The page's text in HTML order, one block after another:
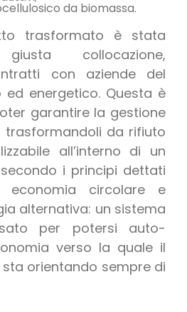
da biomassa.
trasformato è stata
collocazione,
con aziende del
energetico. Questa è
garantire la gestione
trasformandoli da rifiuto
all’interno di un
i principi dettati
circolare e
alternativa: un sistema
per potersi auto-
verso la quale il
orientando sempre di